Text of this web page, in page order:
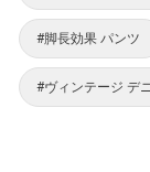
#脚長効果 パンツ
#ヴィンテージ デ